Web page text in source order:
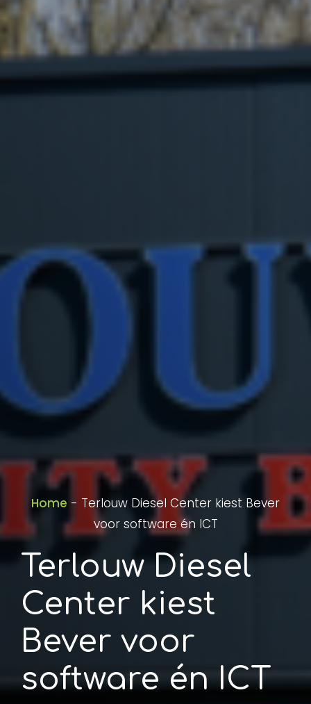
Home - Terlouw Diesel Center kiest Bever
voor software én ICT
Terlouw Diesel
Center kiest
Bever voor
software én ICT